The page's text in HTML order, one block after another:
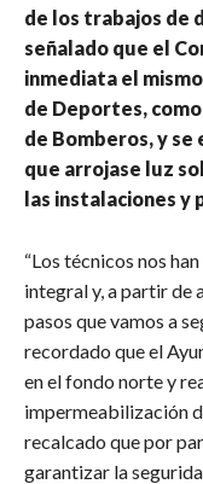
de los trabajos de
señalado que el
inmediata el
de Deportes,
de Bomberos, y se
que arrojase luz
las instalaciones y
“Los técnicos nos
integral y, a partir de
pasos que vamos a
recordado que el
en el fondo norte y
impermeabilización
recalcado que por
garantizar la